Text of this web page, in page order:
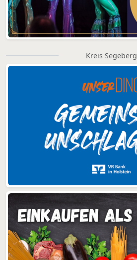
Kreis Segeberg